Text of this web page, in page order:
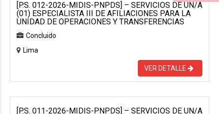
[P.S. 012-2026-MIDIS-PNPDS] – SERVICIOS DE UN/A
(01) ESPECIALISTA III DE AFILIACIONES PARA LA
UNIDAD DE OPERACIONES Y TRANSFERENCIAS
Concluido
Lima
VER DETALLE
[P.S. 011-2026-MIDIS-PNPDS] – SERVICIOS DE UN/A